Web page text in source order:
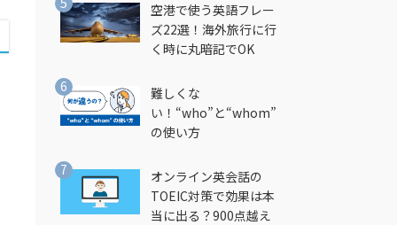
空港で使う英語フレー
ズ22選！海外旅行に行
く時に丸暗記でOK
難しくな
い！“who”と“whom”
の使い方
オンライン英会話の
TOEIC対策で効果は本
当に出る？900点越え